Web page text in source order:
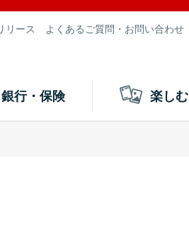
リース よくあるご質問・お問い合わせ
銀行・保険 楽しむ